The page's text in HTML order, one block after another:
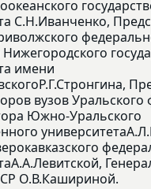
С.Н.Иванченко,
имени
вузов
Южно-Уральского
О.В.Кашириной.